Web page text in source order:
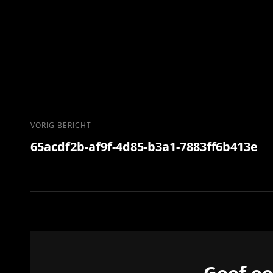
Berichtnavigatie
Vorig
bericht
VORIG BERICHT
65acdf2b-af9f-4d85-b3a1-7883ff6b413e